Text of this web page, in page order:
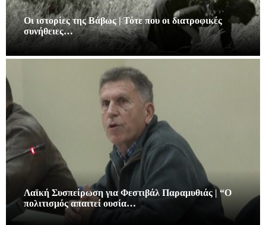
Οι ιστορίες της Βάβως | Τότε που οι διατροφικές
συνήθειες…
Λαϊκή Συσπείρωση για Φεστιβάλ Παραμυθιάς | “Ο
πολιτισμός απαιτεί ουσία…